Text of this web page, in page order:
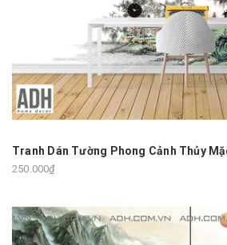
Tranh Dán Tường Phong Cảnh Thủy
250.000₫